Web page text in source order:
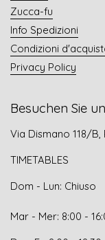
Zucca-fu
Info Spedizioni
Condizioni
Privacy Policy
Besuchen Sie
Via Dismano 118/B,
TIMETABLES
Dom - Lun: Chiuso
Mar - Mer: 8:00 -